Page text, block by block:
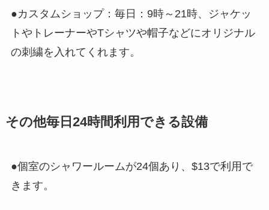
●カスタムショップ：毎日：9時～21時、ジャケッ
トやトレーナーやTシャツや帽子などにオリジナル
の刺繍を入れてくれます。
その他毎日24時間利用できる設備
●個室のシャワールームが24個あり、$13で利用で
きます。